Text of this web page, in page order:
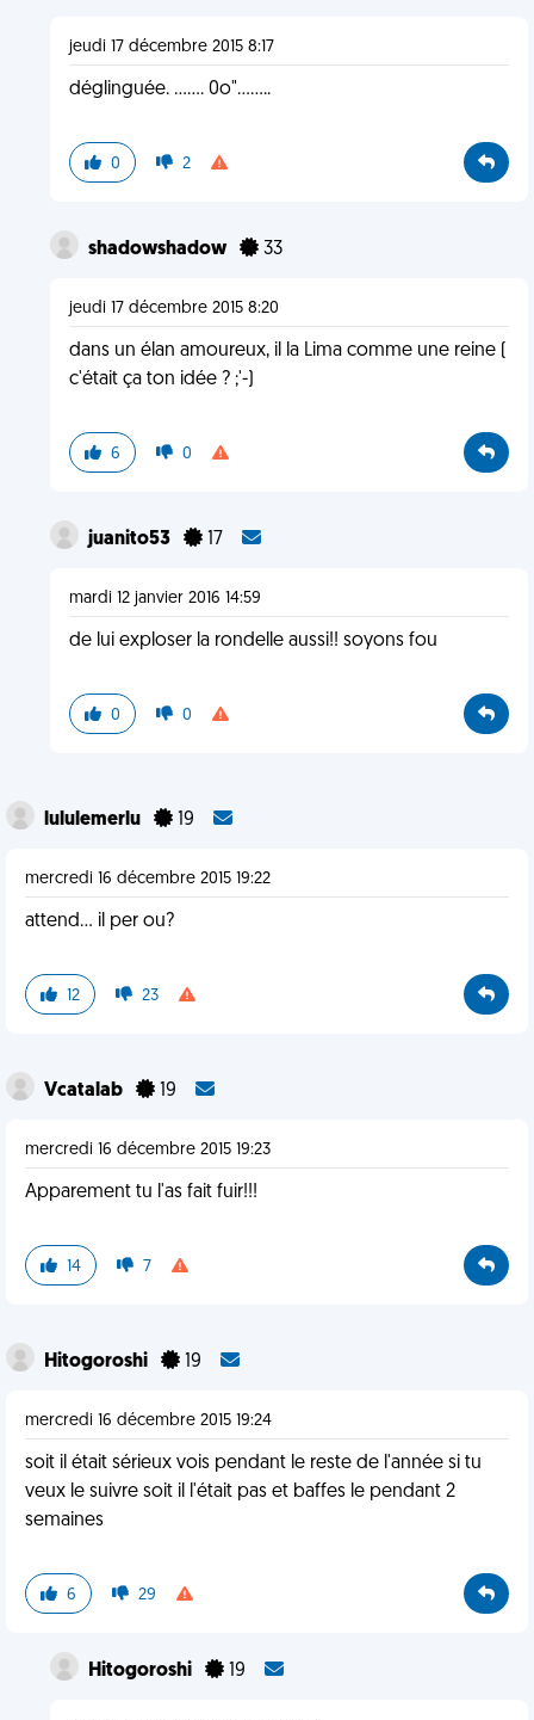
jeudi 17 décembre 2015 8:17
déglinguée. ....... 0o"........
0 2
shadowshadow 33
jeudi 17 décembre 2015 8:20
dans un élan amoureux, il la Lima comme une reine (
c'était ça ton idée ? ;'-)
6 0
juanito53 17
mardi 12 janvier 2016 14:59
de lui exploser la rondelle aussi!! soyons fou
0 0
lululemerlu 19
mercredi 16 décembre 2015 19:22
attend... il per ou?
12 23
Vcatalab 19
mercredi 16 décembre 2015 19:23
Apparement tu l'as fait fuir!!!
14 7
Hitogoroshi 19
mercredi 16 décembre 2015 19:24
soit il était sérieux vois pendant le reste de l'année si tu
veux le suivre soit il l'était pas et baffes le pendant 2
semaines
6 29
Hitogoroshi 19